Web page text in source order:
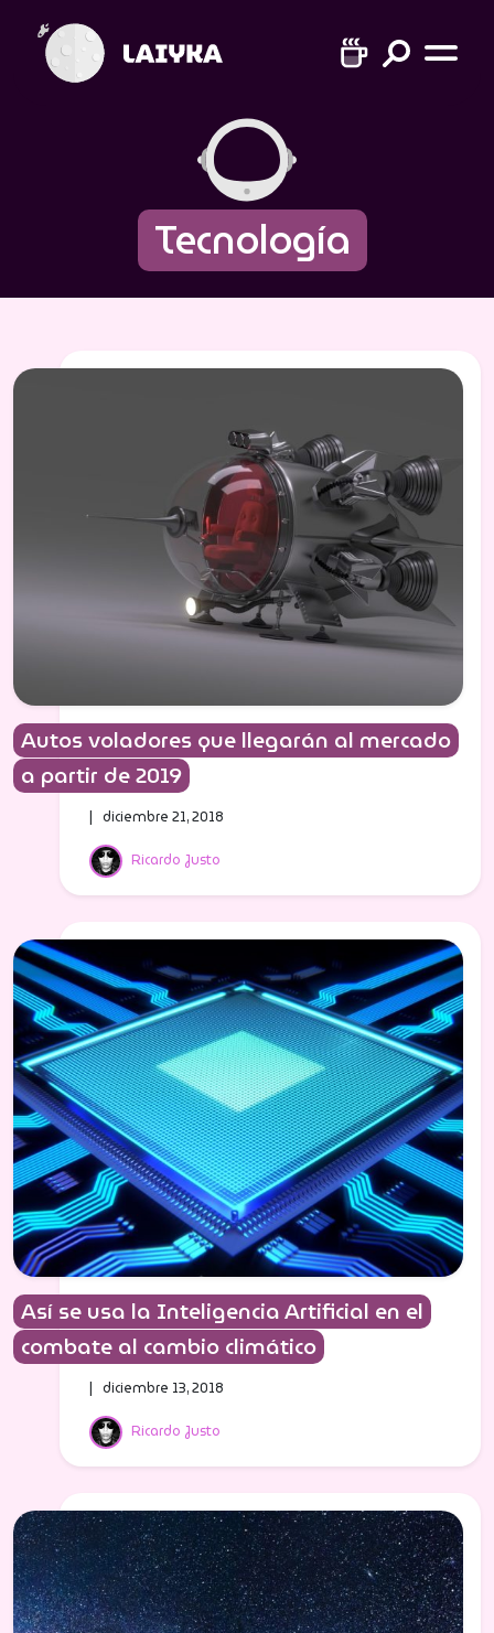
Tecnología
Autos voladores que llegarán al mercado
a partir de 2019
Ricardo Justo
| diciembre 21, 2018
Así se usa la Inteligencia Artificial en el
combate al cambio climático
Ricardo Justo
| diciembre 13, 2018